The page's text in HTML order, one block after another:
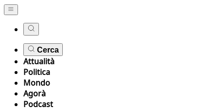
Cerca
Attualità
Politica
Mondo
Agorà
Podcast